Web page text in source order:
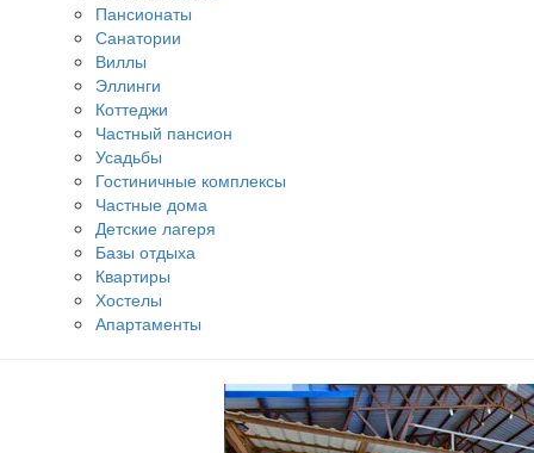
Пансионаты
Санатории
Виллы
Эллинги
Коттеджи
Частный пансион
Усадьбы
Гостиничные комплексы
Частные дома
Детские лагеря
Базы отдыха
Квартиры
Хостелы
Апартаменты